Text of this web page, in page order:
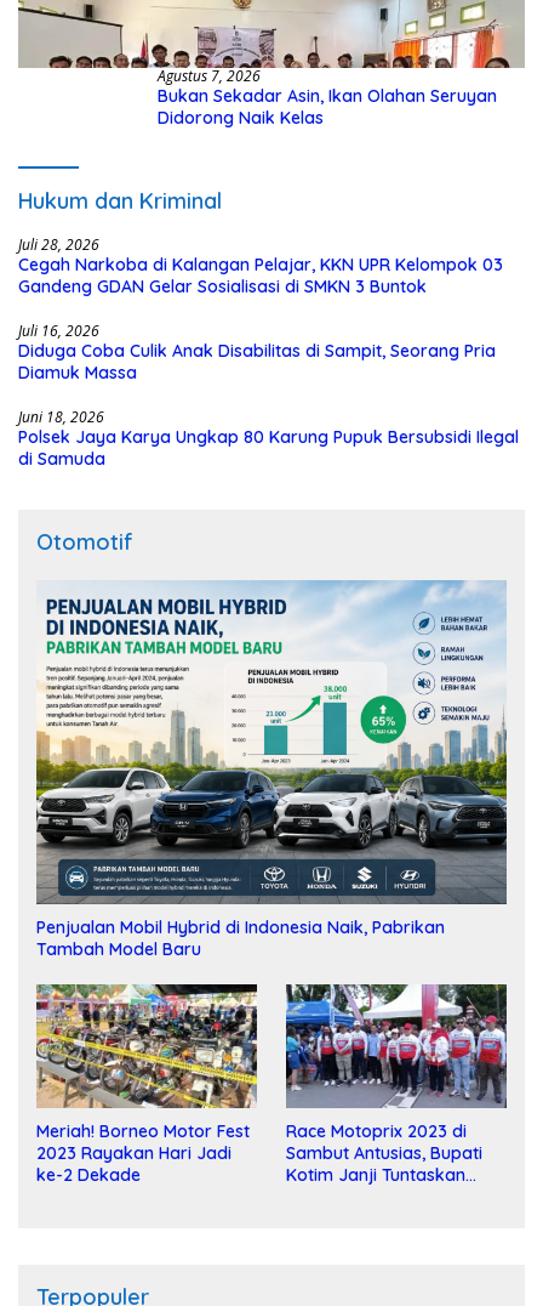
Agustus 7, 2026
Bukan Sekadar Asin, Ikan Olahan Seruyan
Didorong Naik Kelas
Hukum dan Kriminal
Juli 28, 2026
Cegah Narkoba di Kalangan Pelajar, KKN UPR Kelompok 03
Gandeng GDAN Gelar Sosialisasi di SMKN 3 Buntok
Juli 16, 2026
Diduga Coba Culik Anak Disabilitas di Sampit, Seorang Pria
Diamuk Massa
Juni 18, 2026
Polsek Jaya Karya Ungkap 80 Karung Pupuk Bersubsidi Ilegal
di Samuda
Otomotif
Penjualan Mobil Hybrid di Indonesia Naik, Pabrikan
Tambah Model Baru
Meriah! Borneo Motor Fest
2023 Rayakan Hari Jadi
ke-2 Dekade
Race Motoprix 2023 di
Sambut Antusias, Bupati
Kotim Janji Tuntaskan
Terpopuler